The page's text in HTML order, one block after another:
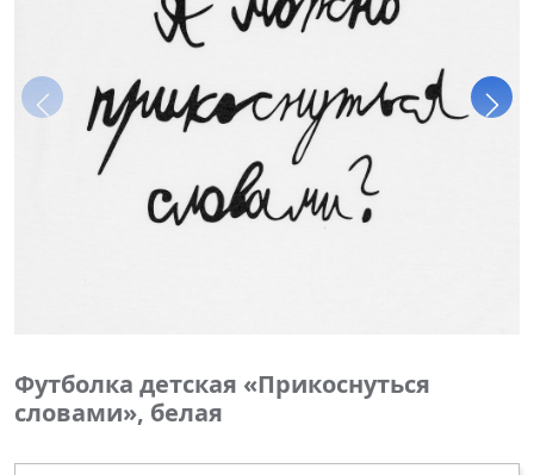
Футболка детская «Прикоснуться
словами», белая